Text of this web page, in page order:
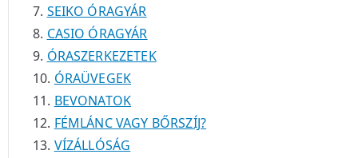
SEIKO ÓRAGYÁR
CASIO ÓRAGYÁR
ÓRASZERKEZETEK
ÓRAÜVEGEK
BEVONATOK
FÉMLÁNC VAGY BŐRSZÍJ?
VÍZÁLLÓSÁG